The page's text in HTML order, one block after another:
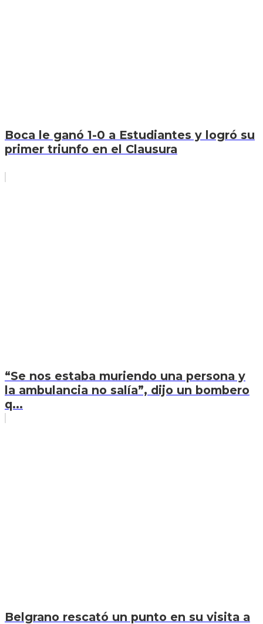
Boca le ganó 1-0 a Estudiantes y logró su
primer triunfo en el Clausura
“Se nos estaba muriendo una persona y
la ambulancia no salía”, dijo un bombero
q...
Belgrano rescató un punto en su visita a